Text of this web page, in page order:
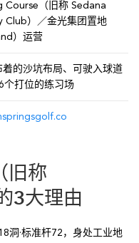
Course（旧称 Sedana
Club）／金光集团置地
）运营
的沙坑布局、可驶入球道
个打位的练习场
旧称
3大理由
洞·标准杆72，身处工业地